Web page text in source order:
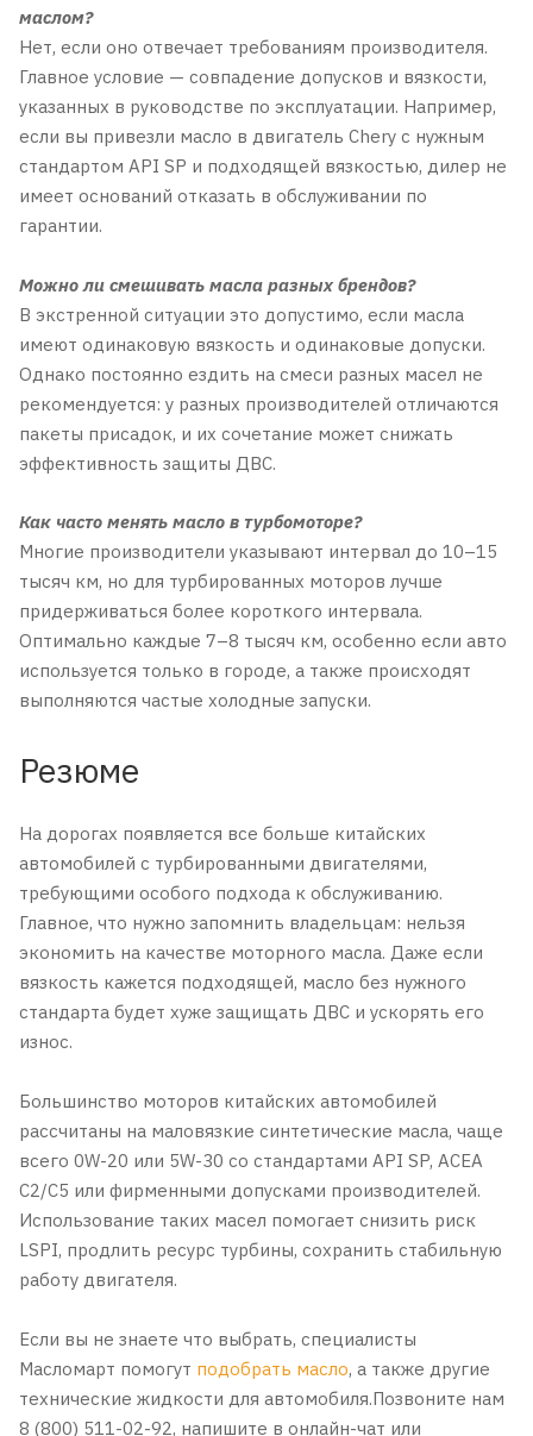
маслом?
Нет, если оно отвечает требованиям производителя.
Главное условие — совпадение допусков и вязкости,
указанных в руководстве по эксплуатации. Например,
если вы привезли масло в двигатель Chery с нужным
стандартом API SP и подходящей вязкостью, дилер не
имеет оснований отказать в обслуживании по
гарантии.
Можно ли смешивать масла разных брендов?
В экстренной ситуации это допустимо, если масла
имеют одинаковую вязкость и одинаковые допуски.
Однако постоянно ездить на смеси разных масел не
рекомендуется: у разных производителей отличаются
пакеты присадок, и их сочетание может снижать
эффективность защиты ДВС.
Как часто менять масло в турбомоторе?
Многие производители указывают интервал до 10–15
тысяч км, но для турбированных моторов лучше
придерживаться более короткого интервала.
Оптимально каждые 7–8 тысяч км, особенно если авто
используется только в городе, а также происходят
выполняются частые холодные запуски.
Резюме
На дорогах появляется все больше китайских
автомобилей с турбированными двигателями,
требующими особого подхода к обслуживанию.
Главное, что нужно запомнить владельцам: нельзя
экономить на качестве моторного масла. Даже если
вязкость кажется подходящей, масло без нужного
стандарта будет хуже защищать ДВС и ускорять его
износ.
Большинство моторов китайских автомобилей
рассчитаны на маловязкие синтетические масла, чаще
всего 0W-20 или 5W-30 со стандартами API SP, ACEA
C2/C5 или фирменными допусками производителей.
Использование таких масел помогает снизить риск
LSPI, продлить ресурс турбины, сохранить стабильную
работу двигателя.
Если вы не знаете что выбрать, специалисты
Масломарт помогут подобрать масло, а также другие
технические жидкости для автомобиля.Позвоните нам
8 (800) 511-02-92, напишите в онлайн-чат или